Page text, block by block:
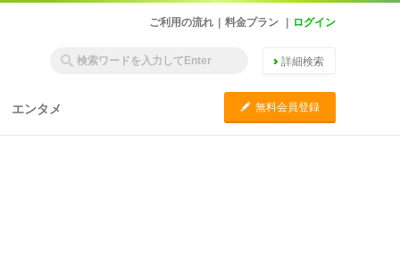
ご利用の流れ 料金プラン ログイン
詳細検索
エンタメ C 無料会員登録